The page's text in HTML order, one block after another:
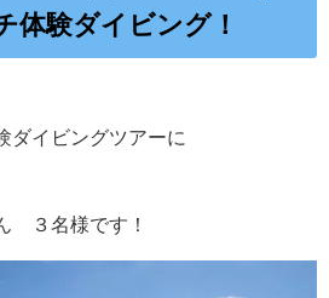
体験ダイビング！
ダイビングツアーに
３名様です！